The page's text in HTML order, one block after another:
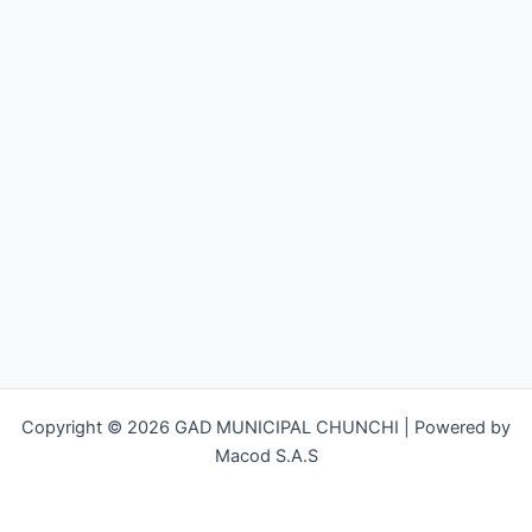
Copyright © 2026 GAD MUNICIPAL CHUNCHI | Powered by
Macod S.A.S